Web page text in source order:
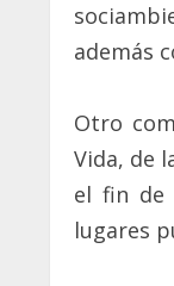
además
Otro
Vida, de
el fin de
lugares